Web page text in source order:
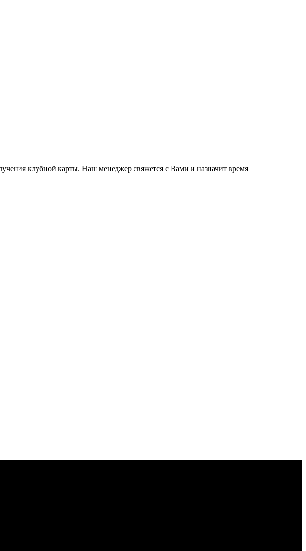
клубной карты. Наш менеджер свяжется с Вами и назначит время.